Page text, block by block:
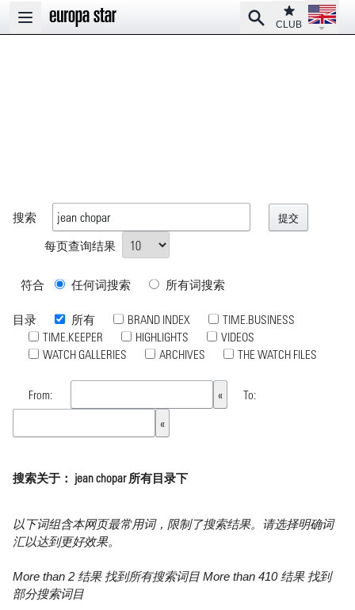
Open main menu
SearchClub
CLUB
Open
搜索
每页查询结果
符合 任何词搜索 所有词搜索
目录 所有 BRAND INDEX
TIME.BUSINESS
TIME.KEEPER
HIGHLIGHTS
VIDEOS
WATCH GALLERIES
ARCHIVES THE WATCH FILES
From: To:
搜索关于： jean chopar 所有目录下
以下词组含本网页最常用词，限制了搜索结果。请选择明确词
汇以达到更好效果。
More than 2 结果 找到所有搜索词目 More than 410 结果 找到
部分搜索词目